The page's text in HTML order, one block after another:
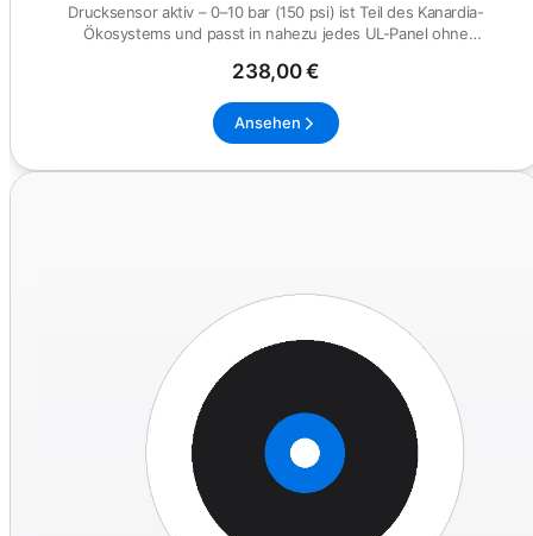
Drucksensor aktiv – 0–10 bar (150 psi) ist Teil des Kanardia-
Ökosystems und passt in nahezu jedes UL-Panel ohne
238,00 €
Ansehen